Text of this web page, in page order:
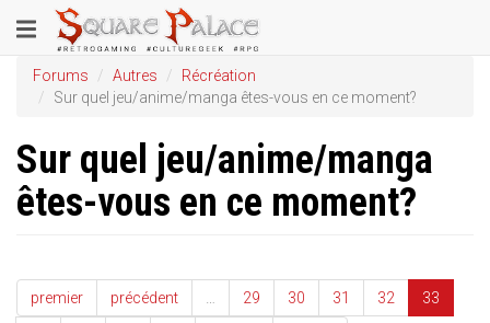
au
contenu
principal
Toggle
navigation
Forums Autres
Récréation
Sur quel jeu/anime/manga êtes-vous en ce moment?
Sur quel jeu/anime/manga
êtes-vous en ce moment?
premier précédent 29 30 31 32 33